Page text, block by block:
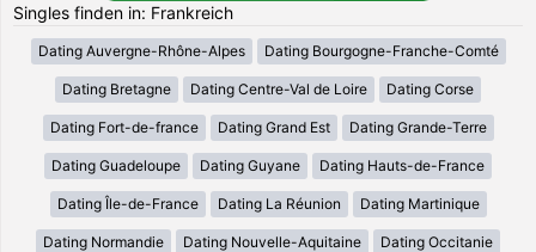
Singles finden in: Frankreich
Dating Auvergne-Rhône-Alpes Dating Bourgogne-Franche-Comté
Dating Bretagne Dating Centre-Val de Loire Dating Corse
Dating Fort-de-france Dating Grand Est Dating Grande-Terre
Dating Guadeloupe Dating Guyane Dating Hauts-de-France
Dating Île-de-France Dating La Réunion Dating Martinique
Dating Normandie Dating Nouvelle-Aquitaine Dating Occitanie